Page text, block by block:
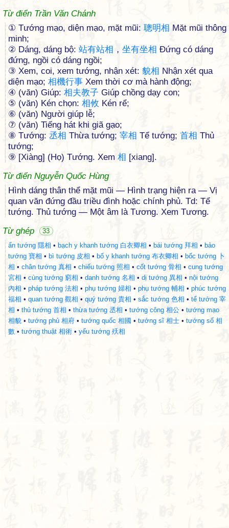
Từ điển Trần Văn Chánh
① Tướng mạo, diện mạo, mặt mũi: 聰明相 Mặt mũi thông
minh;
② Dáng, dáng bộ: 站有站相 ， 坐有坐相 Đứng có dáng
đứng, ngồi có dáng ngồi;
③ Xem, coi, xem tướng, nhận xét: 貌相 Nhận xét qua
diện mạo; 相機行事 Xem thời cơ mà hành động;
④ (văn) Giúp: 相夫教子 Giúp chồng dạy con;
⑤ (văn) Kén chọn: 相攸 Kén rể;
⑥ (văn) Người giúp lễ;
⑦ (văn) Tiếng hát khi giã gạo;
⑧ Tướng: 丞相 Thừa tướng; 宰相 Tể tướng; 首相 Thủ
tướng;
⑨ [Xiàng] (Họ) Tướng. Xem 相 [xiang].
Từ điển Nguyễn Quốc Hùng
Hình dáng thân thể mặt mũi — Hình trạng hiện ra — Vị
quan văn đứng đầu triều đình hoặc chính phủ. Td: Tể
tướng. Thủ tướng — Một âm là Tương. Xem Tương.
Từ ghép
33
ẩn tướng 隱相 • bạch y khanh tướng 白衣卿相 • bái tướng 拜相 • bảo
tướng 寶相 • bì tướng 皮相 • bố y khanh tướng 布衣卿相 • bốc tướng 卜
相 • chân tướng 真相 • chiếu tướng 照相 • cốt tướng 骨相 • cung tướng
宮相 • cùng tướng 窮相 • danh tướng 名相 • dị tướng 異相 • nội tướng
內相 • pháp tướng 法相 • phụ tướng 婦相 • phụ tướng 輔相 • phúc tướng
福相 • quan tướng 觀相 • quý tướng 貴相 • sắc tướng 色相 • tể tướng 宰
相 • thủ tướng 首相 • thừa tướng 丞相 • tướng công 相公 • tướng mạo
相貌 • tướng phủ 相府 • tướng quốc 相國 • tướng sĩ 相士 • tướng số 相
數 • tướng thuật 相術 • yểu tướng 殀相